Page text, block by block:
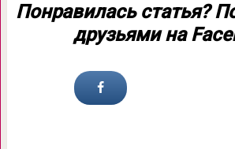
Понравилась статья?
друзьями на